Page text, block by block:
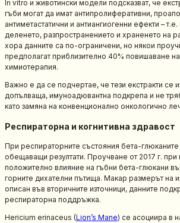
In vitro и животински модели подсказват, че
гъби могат да имат антипролиферативни,
антиметастатични и антиангиогенни ефекти –
деленето, разпространението и храненето на
хора данните са по-ограничени, но някои
предполагат приблизително 40% повишаване
химиотерапия.
Важно е да се подчертае, че тези екстракти се
допълваща, имуноадювантна подкрепа и не
като замяна на конвенционално онкологично
Респираторна и когнитивна здравост
При респираторните състояния бета-
обещаващи резултати. Проучване от 2017 г. при
положително влияние на гъбни бета-глюкани
горните дихателни пътища. Макар размерът на
описан във вторичните източници, данните
респираторна поддръжка.
Hericium erinaceus (Lion’s Mane) се асоциира в